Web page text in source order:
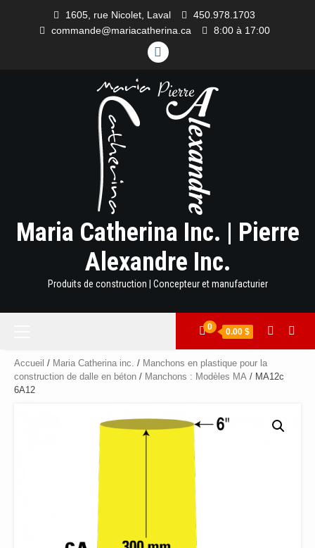
1605, rue Nicolet, Laval
450.978.1703
commande@mariacatherina.ca
8:00 à 17:00
LINKEDIN
Maria Catherina Inc. | Pierre
Alexandre Inc.
Produits de construction | Concepteur et manufacturier
0 0.00 $
Accueil / Maria Catherina inc. / Manchons en plastique pour la
construction de dalle en béton / Manchons : Modèles MA / MA12c
6A12